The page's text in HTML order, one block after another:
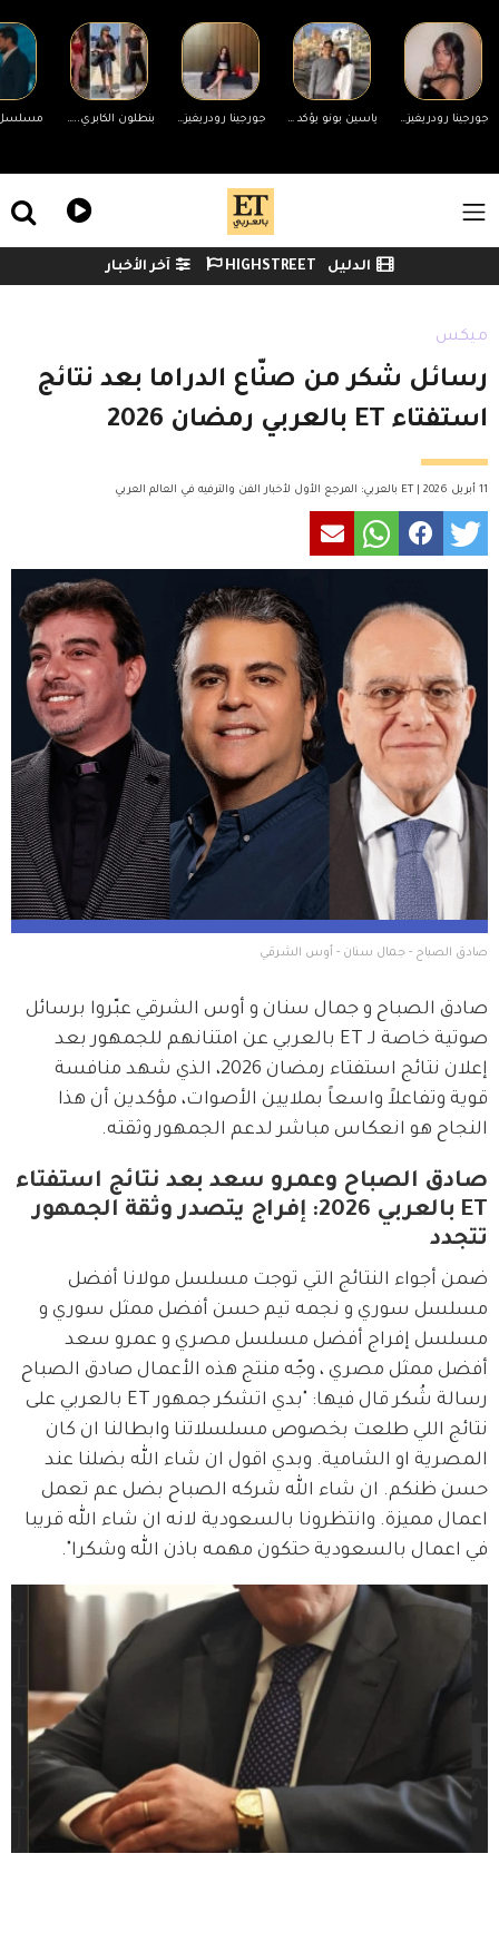
جورجينا رودريغيز ترد على التنمر بسبب جسمها.. ورونالدو يدعمها ياسين بونو يؤكد انفصاله عن زوجته لأول مرة وينهي الجدل جورجينا رودريغيز ترد على منتقدي جسمها بنطلون الكابري... الصيحة المفضلة لدى المؤثرات العربيات
Menu
Watch menu الدليل HIGHSTREET آخر الأخبار
ميكس
رسائل شكر من صنّاع الدراما بعد نتائج
استفتاء ET بالعربي رمضان 2026
11 أبريل 2026 | ET بالعربي: المرجع الأول لأخبار الفن والترفيه في العالم العربي
صادق الصباح - جمال سنان - أوس الشرقي
صادق الصباح و جمال سنان و أوس الشرقي عبّروا برسائل
صوتية خاصة لـ ET بالعربي عن امتنانهم للجمهور بعد
إعلان نتائج استفتاء رمضان 2026، الذي شهد منافسة
قوية وتفاعلاً واسعاً بملايين الأصوات، مؤكدين أن هذا
النجاح هو انعكاس مباشر لدعم الجمهور وثقته.
صادق الصباح وعمرو سعد بعد نتائج استفتاء
ET بالعربي 2026: إفراج يتصدر وثقة الجمهور
تتجدد
ضمن أجواء النتائج التي توجت مسلسل مولانا أفضل
مسلسل سوري و نجمه تيم حسن أفضل ممثل سوري و
مسلسل إفراج أفضل مسلسل مصري و عمرو سعد
أفضل ممثل مصري ، وجّه منتج هذه الأعمال صادق الصباح
رسالة شُكر قال فيها: "بدي اتشكر جمهور ET بالعربي على
نتائج اللي طلعت بخصوص مسلسلاتنا وابطالنا ان كان
المصرية او الشامية. وبدي اقول ان شاء الله بضلنا عند
حسن ظنكم. ان شاء الله شركه الصباح بضل عم تعمل
اعمال مميزة. وانتظرونا بالسعودية لانه ان شاء الله قريبا
في اعمال بالسعودية حتكون مهمه باذن الله وشكرا".